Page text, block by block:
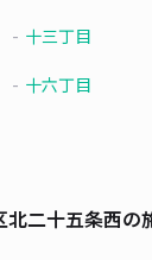
十三丁目
十六丁目
北二十五条西の